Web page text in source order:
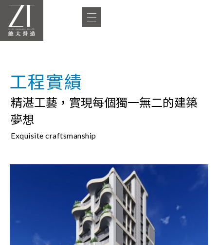
工程實績
精湛工藝，實現每個獨一無二的建築
夢想
Exquisite craftsmanship